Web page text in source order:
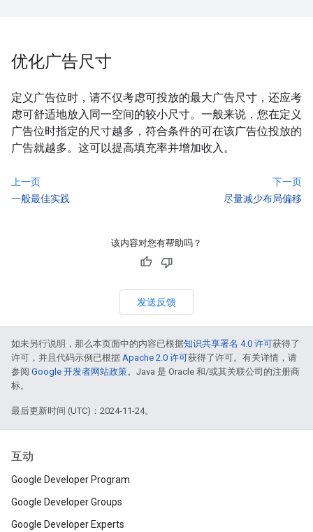
优化广告尺寸
定义广告位时，请不仅考虑可投放的最大广告尺寸，还应考
虑可舒适地放入同一空间的较小尺寸。一般来说，您在定义
广告位时指定的尺寸越多，符合条件的可在该广告位投放的
广告就越多。这可以提高填充率并增加收入。
上一页
一般最佳实践
下一页
尽量减少布局偏移
该内容对您有帮助吗？
发送反馈
如未另行说明，那么本页面中的内容已根据知识共享署名 4.0 许可获得了
许可，并且代码示例已根据 Apache 2.0 许可获得了许可。有关详情，请
参阅 Google 开发者网站政策。Java 是 Oracle 和/或其关联公司的注册商
标。
最后更新时间 (UTC)：2024-11-24。
互动
Google Developer Program
Google Developer Groups
Google Developer Experts